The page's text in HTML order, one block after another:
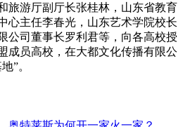
旅游厅副厅长张桂林，山东省教育
心主任李春光，山东艺术学院校长
公司董事长罗利君等，向各高校授
成员高校，在大都文化传播有限公
”。